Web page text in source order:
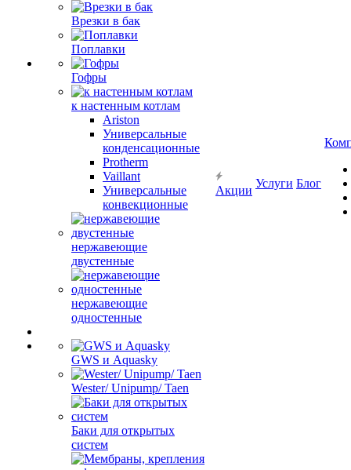
Врезки в бак
Поплавки
Гофры
к настенным котлам
Ariston
Универсальные
конденсационные
Protherm
Vaillant
Универсальные
конвекционные
нержавеющие
двустенные
нержавеющие
одностенные
GWS и Aquasky
Wester/ Unipump/ Taen
Баки для открытых
систем
Акции
Услуги Блог